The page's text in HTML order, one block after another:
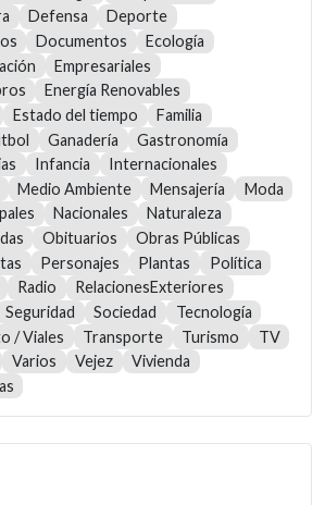
Defensa
Deporte
Documentos
Ecología
Empresariales
Energía Renovables
Estado del tiempo
Familia
Ganadería
Gastronomía
Infancia
Internacionales
Medio Ambiente Mensajería
Moda
Nacionales
Naturaleza
Obituarios
Obras Públicas
Personajes Plantas
Política
Radio
RelacionesExteriores
Seguridad Sociedad
Tecnología
/ Viales Transporte Turismo
TV
Varios Vejez
Vivienda